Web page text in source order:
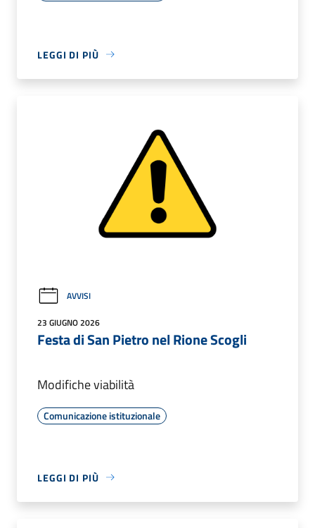
LEGGI DI PIÙ
AVVISI
23 GIUGNO 2026
Festa di San Pietro nel Rione Scogli
Modifiche viabilità
Comunicazione istituzionale
LEGGI DI PIÙ